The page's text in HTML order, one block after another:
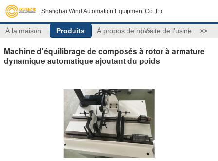
Shanghai Wind Automation Equipment Co.,Ltd
À la maison Produits À propos de nousVisite de l'usine >>
Machine d'équilibrage de composés à rotor à armature
dynamique automatique ajoutant du poids